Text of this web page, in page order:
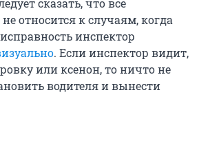
относится к случаям, когда
инспектор
. Если инспектор видит,
или ксенон, то ничто не
водителя и вынести